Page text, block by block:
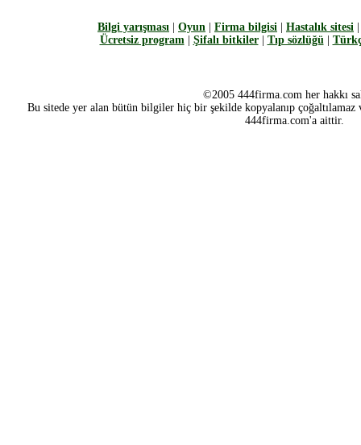
Bilgi yarışması Oyun Firma bilgisi Hastalık sitesi
Ücretsiz program| Şifalı bitkiler| Tıp sözlüğü|
©2005 444firma.com her hakkı
Bu sitede yer alan bütün bilgiler hiç bir şekilde kopyalanıp
444firma.com'a aittir.